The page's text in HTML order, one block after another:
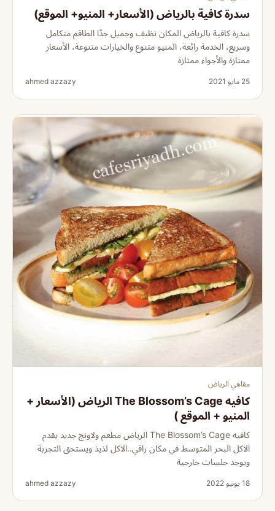
سدرة كافية بالرياض (الأسعار+ المنيو+ الموقع)
سدرة كافية بالرياض المكان نظيف وجميل جدًا الطاقم متكامل
وسريع، الخدمة رائعة، المنيو متنوع والخيارات متنوعة، الأسعار
ممتازة والأجواء ممتازة
25 مايو 2021 ahmed azzazy
مقاهي الرياض
كافيه The Blossom’s Cage الرياض (الأسعار +
المنيو + الموقع )
كافيه The Blossom’s Cage الرياض مطعم ولاونج جديد يقدم
الاكل البحر المتوسط في مكان راقي..الاكل لذيذ ويستحق التجربة
ويوجد جلسات خارجية
18 يونيو 2022 ahmed azzazy